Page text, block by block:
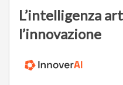
L’intelligenza
l’innovazione